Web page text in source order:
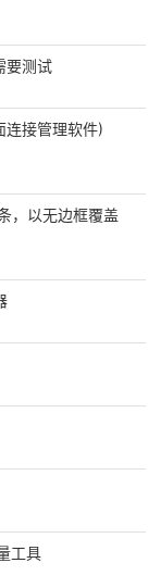
要测试
连接管理软件)
，以无边框覆盖
工具